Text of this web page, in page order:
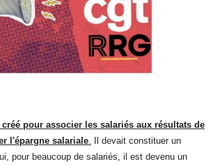
créé pour associer les salariés aux résultats de
l'épargne salariale
Il devait constituer un
pour beaucoup de salariés, il est devenu un